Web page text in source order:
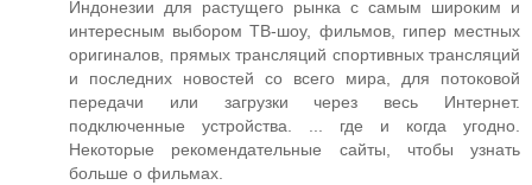
Индонезии для растущего рынка с самым широким и
интересным выбором ТВ-шоу, фильмов, гипер местных
оригиналов, прямых трансляций спортивных трансляций
и последних новостей со всего мира, для потоковой
передачи или загрузки через весь Интернет.
подключенные устройства. ... где и когда угодно.
Некоторые рекомендательные сайты, чтобы узнать
больше о фильмах.